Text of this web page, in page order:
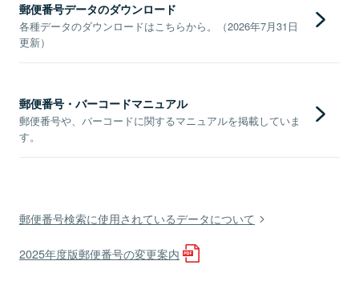
郵便番号データのダウンロード
各種データのダウンロードはこちらから。（2026年7月31日
更新）
郵便番号・バーコードマニュアル
郵便番号や、バーコードに関するマニュアルを掲載していま
す。
郵便番号検索に使用されているデータについて
2025年度版郵便番号の変更案内